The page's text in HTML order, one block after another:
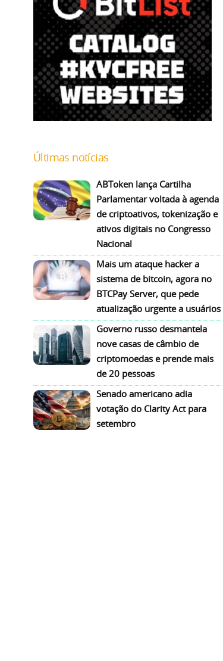
Últimas notícias
ABToken lança Cartilha
Parlamentar voltada à agenda
de criptoativos, tokenização e
ativos digitais no Congresso
Nacional
Mais um ataque hacker a
sistema de bitcoin, agora no
BTCPay Server, que pede
atualização urgente a usuários
Governo russo desmantela
nove casas de câmbio de
criptomoedas e prende mais
de 20 pessoas
Senado americano adia
votação do Clarity Act para
setembro